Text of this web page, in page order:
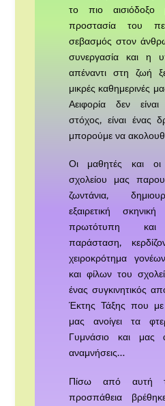
το πιο
προστασία του
σεβασμός στον
συνεργασία και η
απέναντι στη ζωή
μικρές καθημερινές
Αειφορία δεν
στόχος, είναι ένας
μπορούμε να
Οι μαθητές και οι
σχολείου μας
ζωντάνια,
εξαιρετική
πρωτότυπη και
παράσταση,
χειροκρότημα
και φίλων του
ένας συγκινητικός
Έκτης Τάξης που με
μας ανοίγει τα
Γυμνάσιο και μας
αναμνήσεις…
Πίσω από αυτή
προσπάθεια